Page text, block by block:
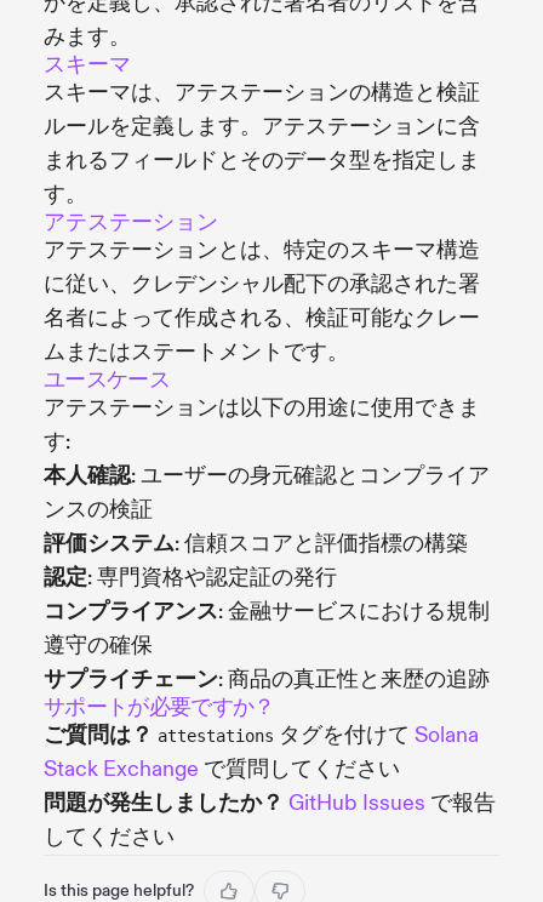
みます。
スキーマ
スキーマは、アテステーションの構造と検証
ルールを定義します。アテステーションに含
まれるフィールドとそのデータ型を指定しま
す。
アテステーション
アテステーションとは、特定のスキーマ構造
に従い、クレデンシャル配下の承認された署
名者によって作成される、検証可能なクレー
ムまたはステートメントです。
ユースケース
アテステーションは以下の用途に使用できま
す:
本人確認: ユーザーの身元確認とコンプライア
ンスの検証
評価システム: 信頼スコアと評価指標の構築
認定: 専門資格や認定証の発行
コンプライアンス: 金融サービスにおける規制
遵守の確保
サプライチェーン: 商品の真正性と来歴の追跡
サポートが必要ですか？
ご質問は？ attestations タグを付けて Solana
Stack Exchange で質問してください
問題が発生しましたか？ GitHub Issues で報告
してください
Is this page helpful?